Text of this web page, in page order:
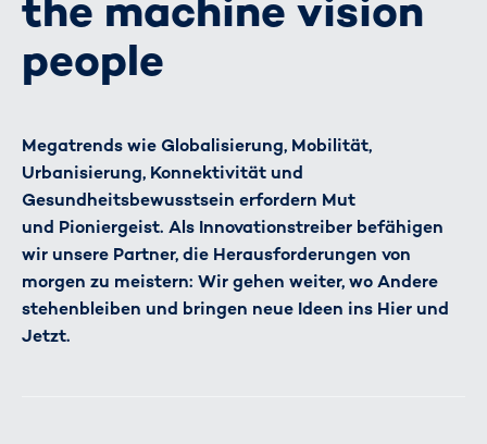
the machine vision
people
Megatrends wie Globalisierung, Mobilität,
Urbanisierung, Konnektivität und
Gesundheitsbewusstsein erfordern Mut
und Pioniergeist. Als Innovationstreiber befähigen
wir unsere Partner, die Herausforderungen von
morgen zu meistern: Wir gehen weiter, wo Andere
stehenbleiben und bringen neue Ideen ins Hier und
Jetzt.